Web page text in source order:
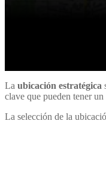
La ubicación estratégica
clave que pueden tener
La selección de la